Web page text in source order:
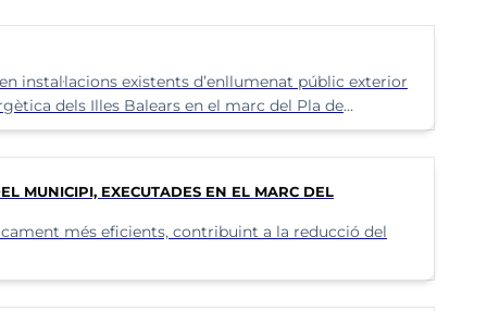
instal·lacions existents d’enllumenat públic exterior
dels Illes Balears en el marc del Pla de
MUNICIPI, EXECUTADES EN EL MARC DEL
més eficients, contribuint a la reducció del